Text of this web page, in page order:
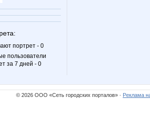
портрет - 0
пользователи
за 7 дней - 0
© 2026 ООО «Сеть городских порталов» · Реклама